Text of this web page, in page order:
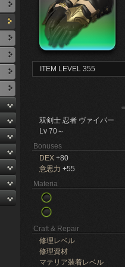
ITEM LEVEL 355
双剣士 忍者 ヴァイパー
Lv 70～
Bonuses
DEX +80
意思力 +55
Materia
Craft & Repair
修理レベル
修理資材
マテリア装着レベル